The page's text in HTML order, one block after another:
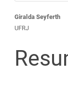
do
artigo
Giralda Seyferth
UFRJ